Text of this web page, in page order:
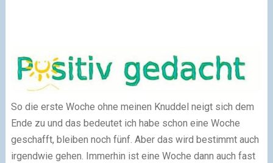
So die erste Woche ohne meinen Knuddel neigt sich dem
Ende zu und das bedeutet ich habe schon eine Woche
geschafft, bleiben noch fünf. Aber das wird bestimmt auch
irgendwie gehen. Immerhin ist eine Woche dann auch fast